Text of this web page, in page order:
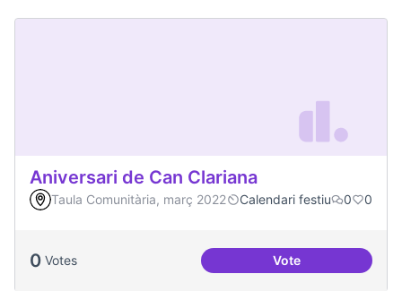
Aniversari de Can Clariana
Taula Comunitària, març 2022 Calendari festiu 0 0
0 Votes VoteAniversari de Can